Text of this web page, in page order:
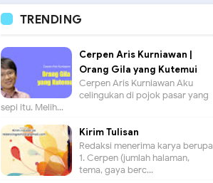
TRENDING
Cerpen Aris Kurniawan |
Orang Gila yang Kutemui
Cerpen Aris Kurniawan Aku
celingukan di pojok pasar yang
sepi itu. Melih...
Kirim Tulisan
Redaksi menerima karya berupa
1. Cerpen (jumlah halaman,
tema, gaya berc...